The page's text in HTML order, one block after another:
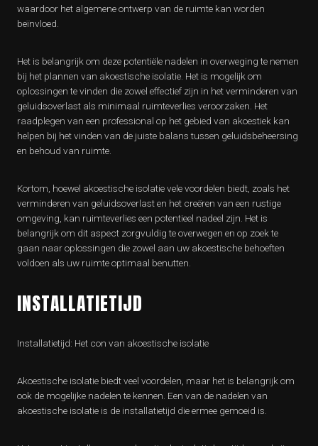
waardoor het algemene ontwerp van de ruimte kan worden
beïnvloed.
Het is belangrijk om deze potentiële nadelen in overweging te nemen
bij het plannen van akoestische isolatie. Het is mogelijk om
oplossingen te vinden die zowel effectief zijn in het verminderen van
geluidsoverlast als minimaal ruimteverlies veroorzaken. Het
raadplegen van een professional op het gebied van akoestiek kan
helpen bij het vinden van de juiste balans tussen geluidsbeheersing
en behoud van ruimte.
Kortom, hoewel akoestische isolatie vele voordelen biedt, zoals het
verminderen van geluidsoverlast en het creëren van een rustige
omgeving, kan ruimteverlies een potentieel nadeel zijn. Het is
belangrijk om dit aspect zorgvuldig te overwegen en op zoek te
gaan naar oplossingen die zowel aan uw akoestische behoeften
voldoen als uw ruimte optimaal benutten.
INSTALLATIETIJD
Installatietijd: Het con van akoestische isolatie
Akoestische isolatie biedt veel voordelen, maar het is belangrijk om
ook de mogelijke nadelen te kennen. Een van de nadelen van
akoestische isolatie is de installatietijd die ermee gemoeid is.